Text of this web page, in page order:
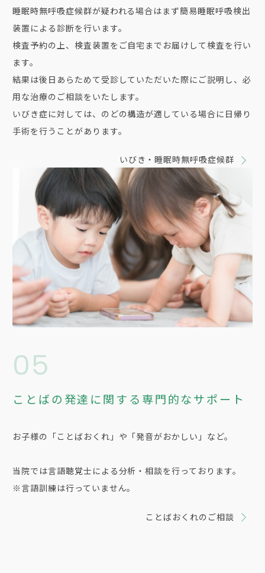
睡眠時無呼吸症候群が疑われる場合はまず簡易睡眠呼吸検出
装置による診断を行います。
検査予約の上、検査装置をご自宅までお届けして検査を行い
ます。
結果は後日あらためて受診していただいた際にご説明し、必
用な治療のご相談をいたします。
いびき症に対しては、のどの構造が適している場合に日帰り
手術を行うことがあります。
いびき・睡眠時無呼吸症候群
05
ことばの発達に関する専門的なサポート
お子様の「ことばおくれ」や「発音がおかしい」など。
当院では言語聴覚士による分析・相談を行っております。
※言語訓練は行っていません。
ことばおくれのご相談